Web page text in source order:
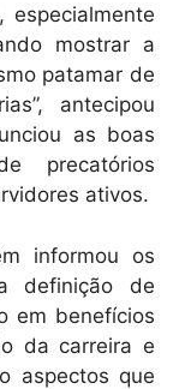
especialmente
mostrar a
patamar de
antecipou
as boas
precatórios
ativos.
informou os
definição de
em benefícios
da carreira e
aspectos que